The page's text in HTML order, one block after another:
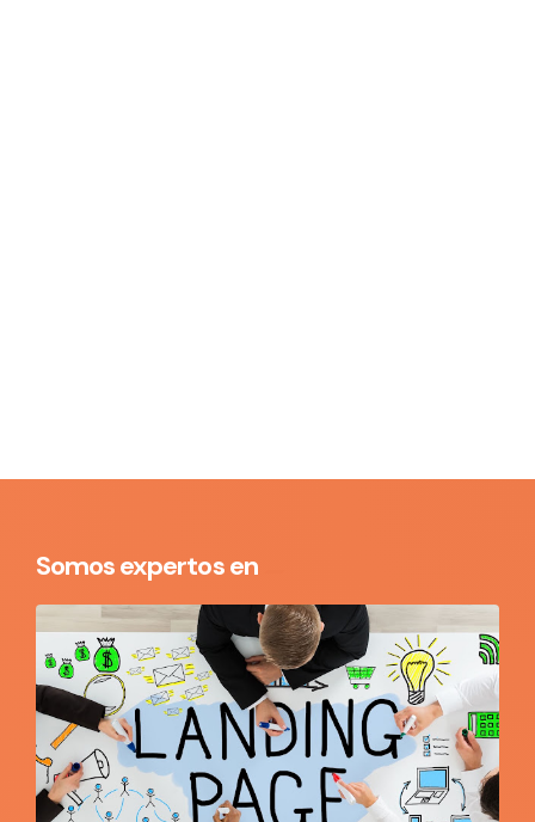
Somos expertos en